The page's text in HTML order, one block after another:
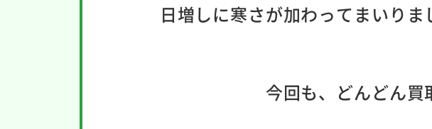
日増しに寒さが加わってまいり
今回も、どんどん買